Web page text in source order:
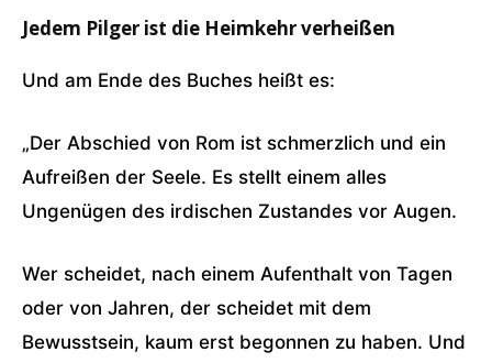
Jedem Pilger ist die Heimkehr verheißen
Und am Ende des Buches heißt es:
„Der Abschied von Rom ist schmerzlich und ein
Aufreißen der Seele. Es stellt einem alles
Ungenügen des irdischen Zustandes vor Augen.
Wer scheidet, nach einem Aufenthalt von Tagen
oder von Jahren, der scheidet mit dem
Bewusstsein, kaum erst begonnen zu haben. Und